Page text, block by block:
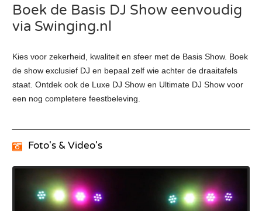
Boek de Basis DJ Show eenvoudig
via Swinging.nl
Kies voor zekerheid, kwaliteit en sfeer met de Basis Show. Boek
de show exclusief DJ en bepaal zelf wie achter de draaitafels
staat. Ontdek ook de Luxe DJ Show en Ultimate DJ Show voor
een nog completere feestbeleving.
Foto's & Video's